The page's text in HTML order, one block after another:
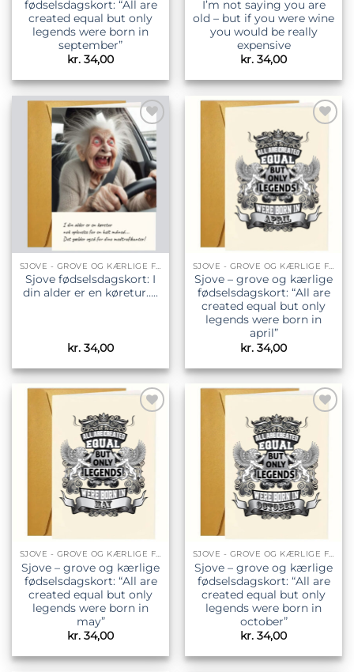
fødselsdagskort: “All are
created equal but only
legends were born in
september”
kr. 34,00
I’m not saying you are
old – but if you were wine
you would be really
expensive
kr. 34,00
Tilføj til
ønskeliste
SJOVE - GROVE OG KÆRLIGE FØDSELSDAGSKORT
Sjove fødselsdagskort: I
din alder er en køretur…..
kr. 34,00
Tilføj til
ønskeliste
SJOVE - GROVE OG KÆRLIGE FØDSELSDAGSKORT
Sjove – grove og kærlige
fødselsdagskort: “All are
created equal but only
legends were born in
april”
kr. 34,00
Tilføj til
ønskeliste
SJOVE - GROVE OG KÆRLIGE FØDSELSDAGSKORT
Sjove – grove og kærlige
fødselsdagskort: “All are
created equal but only
legends were born in
may”
kr. 34,00
Tilføj til
ønskeliste
SJOVE - GROVE OG KÆRLIGE FØDSELSDAGSKORT
Sjove – grove og kærlige
fødselsdagskort: “All are
created equal but only
legends were born in
october”
kr. 34,00